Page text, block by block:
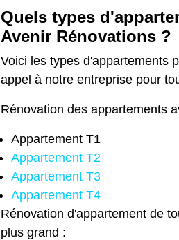
Quels types
Avenir Rénovations ?
Voici les types d'appartements
appel à notre entreprise pour
Rénovation des appartements
Appartement T1
Appartement T2
Appartement T3
Appartement T4
Rénovation d'appartement de
plus grand :